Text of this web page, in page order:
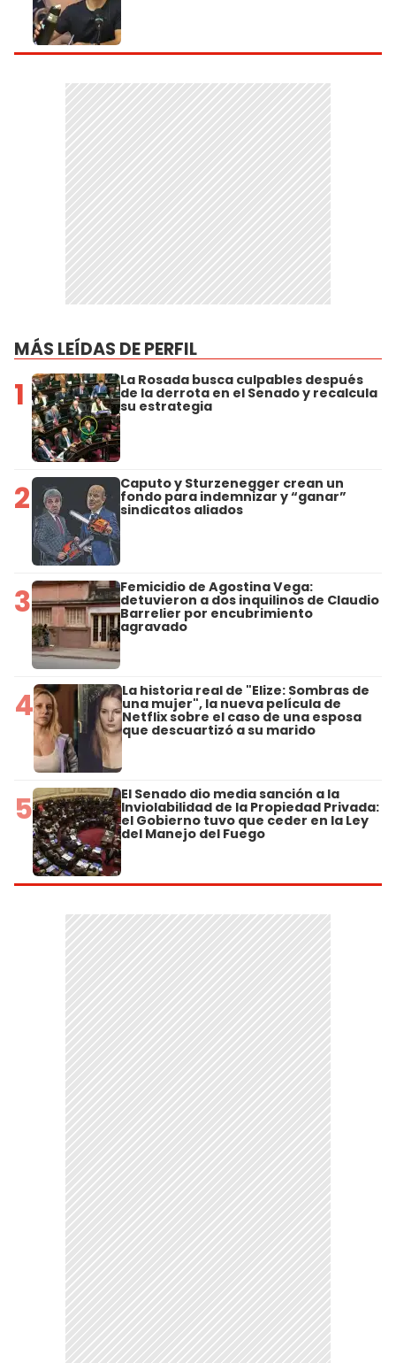
MÁS LEÍDAS DE PERFIL
1 La Rosada busca culpables después
de la derrota en el Senado y recalcula
su estrategia
2 Caputo y Sturzenegger crean un
fondo para indemnizar y “ganar”
sindicatos aliados
3 Femicidio de Agostina Vega:
detuvieron a dos inquilinos de Claudio
Barrelier por encubrimiento
agravado
4 La historia real de "Elize: Sombras de
una mujer", la nueva película de
Netflix sobre el caso de una esposa
que descuartizó a su marido
5 El Senado dio media sanción a la
Inviolabilidad de la Propiedad Privada:
el Gobierno tuvo que ceder en la Ley
del Manejo del Fuego